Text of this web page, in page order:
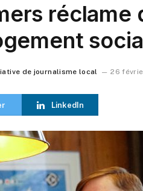
réclame
de journalisme local 26
LinkedIn